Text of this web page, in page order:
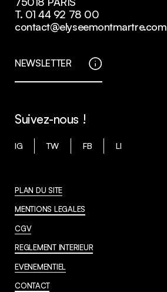
T. 01 44 92 78 00
contact@elyseemontmartre.com
NEWSLETTER
Suivez-nous !
IG TW FB LI
PLAN DU SITE
MENTIONS LEGALES
CGV
REGLEMENT INTERIEUR
EVENEMENTIEL
CONTACT